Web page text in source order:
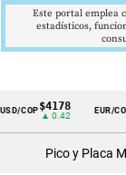
Cintillo
COP$4178
▲ 0.42
EUR/COP
Pico y Placa
Este portal emplea
estadísticos,